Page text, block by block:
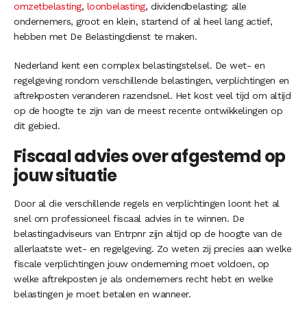
omzetbelasting, loonbelasting, dividendbelasting: alle
ondernemers, groot en klein, startend of al heel lang actief,
hebben met De Belastingdienst te maken.
Nederland kent een complex belastingstelsel. De wet- en
regelgeving rondom verschillende belastingen, verplichtingen en
aftrekposten veranderen razendsnel. Het kost veel tijd om altijd
op de hoogte te zijn van de meest recente ontwikkelingen op
dit gebied.
Fiscaal advies over afgestemd op
jouw situatie
Door al die verschillende regels en verplichtingen loont het al
snel om professioneel fiscaal advies in te winnen. De
belastingadviseurs van Entrpnr zijn altijd op de hoogte van de
allerlaatste wet- en regelgeving. Zo weten zij precies aan welke
fiscale verplichtingen jouw onderneming moet voldoen, op
welke aftrekposten je als ondernemers recht hebt en welke
belastingen je moet betalen en wanneer.